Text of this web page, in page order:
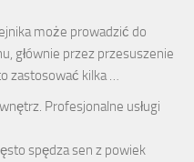
może prowadzić do
głównie przez przesuszenie
zastosować kilka …
Profesjonalne usługi
spędza sen z powiek